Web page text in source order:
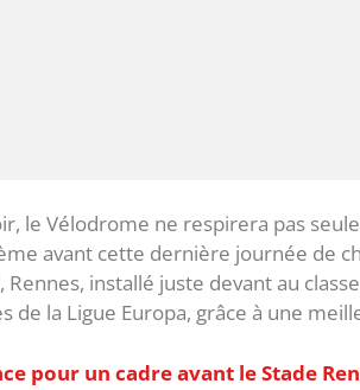
le Vélodrome ne respirera pas
avant cette dernière journée de
installé juste devant au
de la Ligue Europa, grâce à une
pour un cadre avant le Stade